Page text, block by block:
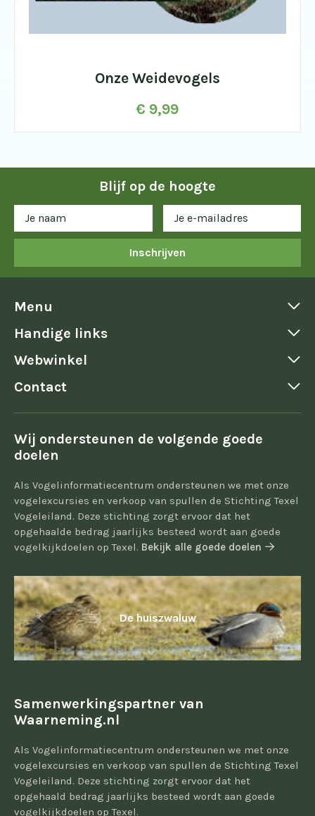
Onze Weidevogels
€ 9,99
Blijf op de hoogte
Inschrijven
Menu
Handige links
Webwinkel
Contact
Wij ondersteunen de volgende goede
doelen
Als Vogelinformatiecentrum ondersteunen we met onze
vogelexcursies en verkoop van spullen de Stichting Texel
Vogeleiland. Deze stichting zorgt ervoor dat het
opgehaalde bedrag jaarlijks besteed wordt aan goede
vogelkijkdoelen op Texel. Bekijk alle goede doelen
De huiszwaluw
Samenwerkingspartner van
Waarneming.nl
Als Vogelinformatiecentrum ondersteunen we met onze
vogelexcursies en verkoop van spullen de Stichting Texel
Vogeleiland. Deze stichting zorgt ervoor dat het
opgehaald bedrag jaarlijks besteed wordt aan goede
vogelkijkdoelen op Texel.